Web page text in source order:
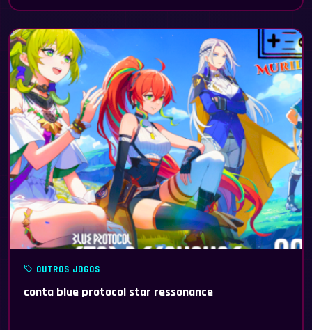
OUTROS JOGOS
conta blue protocol star ressonance